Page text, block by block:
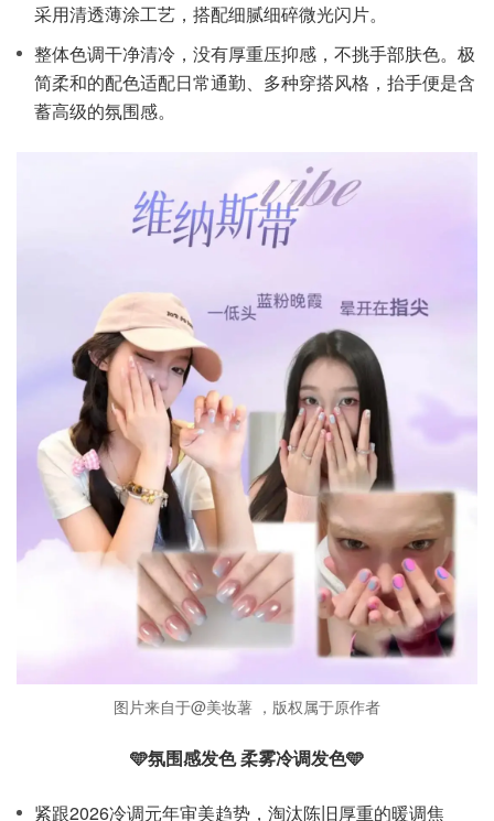
采用清透薄涂工艺，搭配细腻细碎微光闪片。
整体色调干净清冷，没有厚重压抑感，不挑手部肤色。极
简柔和的配色适配日常通勤、多种穿搭风格，抬手便是含
蓄高级的氛围感。
图片来自于@美妆薯 ，版权属于原作者
🩵氛围感发色 柔雾冷调发色🩵
紧跟2026冷调元年审美趋势，淘汰陈旧厚重的暖调焦